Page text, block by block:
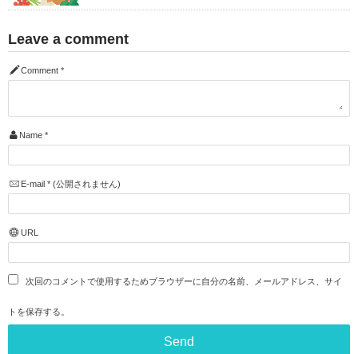
Leave a comment
Comment *
Name *
E-mail *(公開されません)
URL
次回のコメントで使用するためブラウザーに自分の名前、メールアドレス、サイ
トを保存する。